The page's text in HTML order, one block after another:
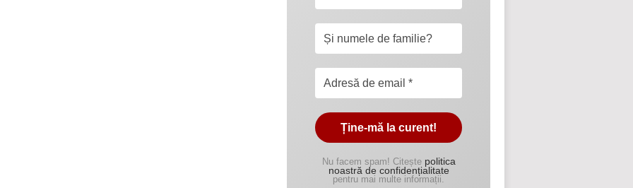
Nu facem spam! Citește politica
noastră de confidențialitate
pentru mai multe informații.